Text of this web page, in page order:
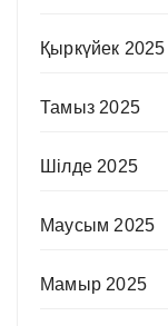
Қыркүйек 2025
Тамыз 2025
Шілде 2025
Маусым 2025
Мамыр 2025